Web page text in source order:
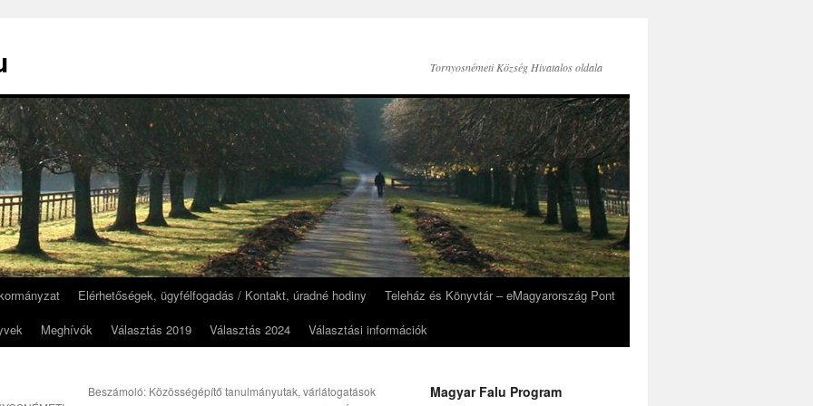
Tornyosnémeti Község Hivatalos oldala
Elérhetőségek, ügyfélfogadás / Kontakt, úradné hodiny
Teleház és Könyvtár – eMagyarország Pont
Meghívók Választás 2019 Választás 2024 Választási információk
Beszámoló: Közösségépítő tanulmányutak, várlátogatások
Magyar Falu Program